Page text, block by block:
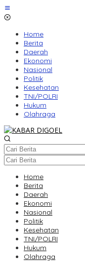
Lewati
ke
Home
Berita
Daerah
Ekonomi
Nasional
Politik
Kesehatan
TNI/POLRI
Hukum
Olahraga
Home
Berita
Daerah
Ekonomi
Nasional
Politik
Kesehatan
TNI/POLRI
Hukum
Olahraga